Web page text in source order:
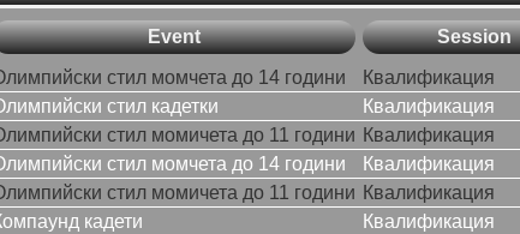
Event Session
стил момчета до 14 години
Квалификация
стил кадетки
Квалификация
стил момичета до 11 години Квалификация
стил момчета до 14 години
Квалификация
стил момичета до 11 години Квалификация
кадети
Квалификация